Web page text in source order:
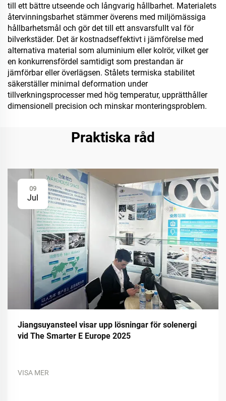
till ett bättre utseende och långvarig hållbarhet. Materialets
återvinningsbarhet stämmer överens med miljömässiga
hållbarhetsmål och gör det till ett ansvarsfullt val för
bilverkstäder. Det är kostnadseffektivt i jämförelse med
alternativa material som aluminium eller kolrör, vilket ger
en konkurrensfördel samtidigt som prestandan är
jämförbar eller överlägsen. Stålets termiska stabilitet
säkerställer minimal deformation under
tillverkningsprocesser med hög temperatur, upprätthåller
dimensionell precision och minskar monteringsproblem.
Praktiska råd
09
Jul
Jiangsuyansteel visar upp lösningar för solenergi
vid The Smarter E Europe 2025
VISA MER